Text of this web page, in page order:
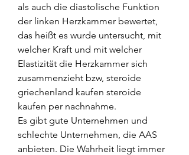
als auch die diastolische Funktion
der linken Herzkammer bewertet,
das heißt es wurde untersucht, mit
welcher Kraft und mit welcher
Elastizität die Herzkammer sich
zusammenzieht bzw, steroide
griechenland kaufen steroide
kaufen per nachnahme.
Es gibt gute Unternehmen und
schlechte Unternehmen, die AAS
anbieten. Die Wahrheit liegt immer